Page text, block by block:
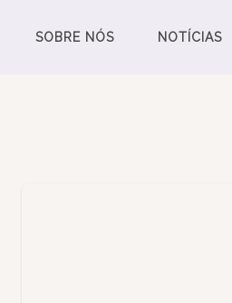
SOBRE NÓS NOTÍCIAS